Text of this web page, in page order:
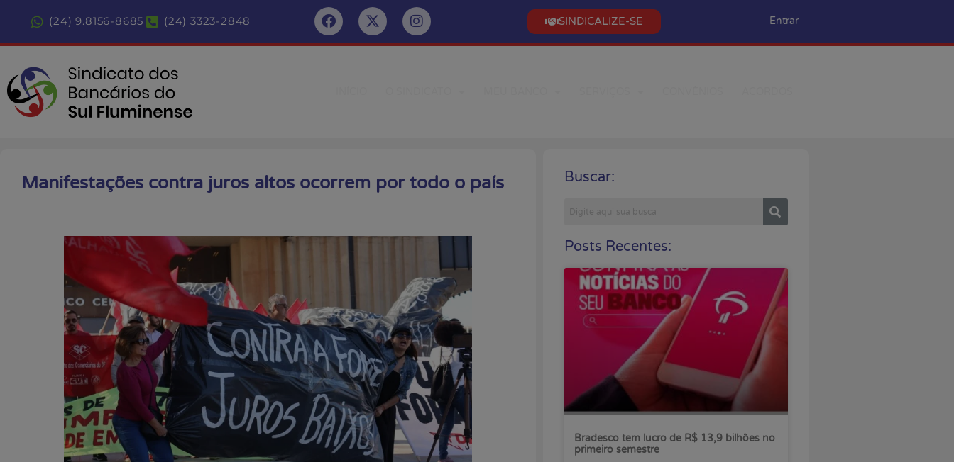
(24) 9.8156-8685 (24) 3323-2848 SINDICALIZE-SE Entrar
Manifestações contra juros altos ocorrem por todo o país Buscar:
Posts Recentes:
Bradesco tem lucro de R$ 13,9 bilhões no
primeiro semestre